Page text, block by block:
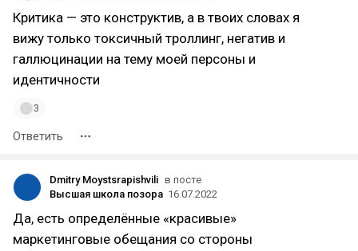
Критика — это конструктив, а в твоих словах я
вижу только токсичный троллинг, негатив и
галлюцинации на тему моей персоны и
идентичности
3
Ответить
Dmitry Moystsrapishvili в посте
Высшая школа позора 16.07.2022
Да, есть определённые «красивые»
маркетинговые обещания со стороны